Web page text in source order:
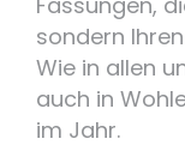
sondern
Wie in allen
auch in
im Jahr.